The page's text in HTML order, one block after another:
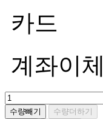
카드
계좌이체
수량빼기
수량더하기